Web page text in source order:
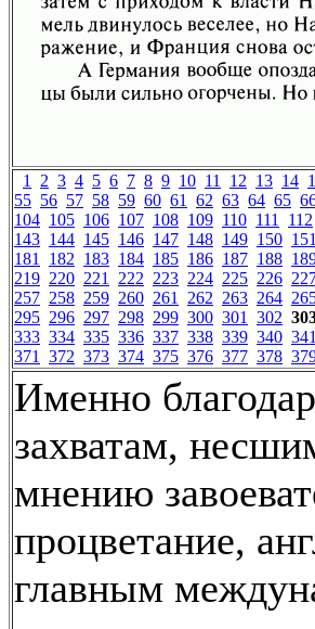
1 2 3 4 5 6 7 8 9 10 11 12 13 14
55 56 57 58 59 60 61 62 63 64 65
104 105 106 107 108 109 110 111 112
143 144 145 146 147 148 149 150 151
181 182 183 184 185 186 187 188
219 220 221 222 223 224 225 226
257 258 259 260 261 262 263 264
295 296 297 298 299 300 301 302
333 334 335 336 337 338 339 340 341
371 372 373 374 375 376 377 378
Именно
захватам,
мнению
процветание,
главным